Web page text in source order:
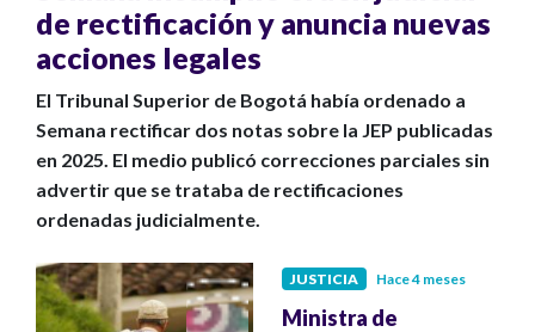
de rectificación y anuncia nuevas
acciones legales
El Tribunal Superior de Bogotá había ordenado a
Semana rectificar dos notas sobre la JEP publicadas
en 2025. El medio publicó correcciones parciales sin
advertir que se trataba de rectificaciones
ordenadas judicialmente.
JUSTICIA Hace 4 meses
Ministra de